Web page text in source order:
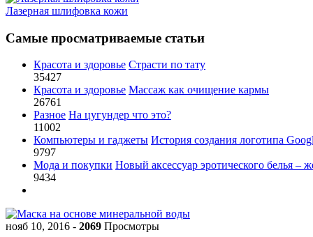
Лазерная шлифовка кожи
Самые просматриваемые статьи
Красота и здоровье Страсти по тату
35427
Красота и здоровье Массаж как очищение кармы
26761
Разное На цугундер что это?
11002
Компьютеры и гаджеты История создания логотипа
9797
Мода и покупки Новый аксессуар эротического белья –
9434
нояб 10, 2016 - 2069 Просмотры